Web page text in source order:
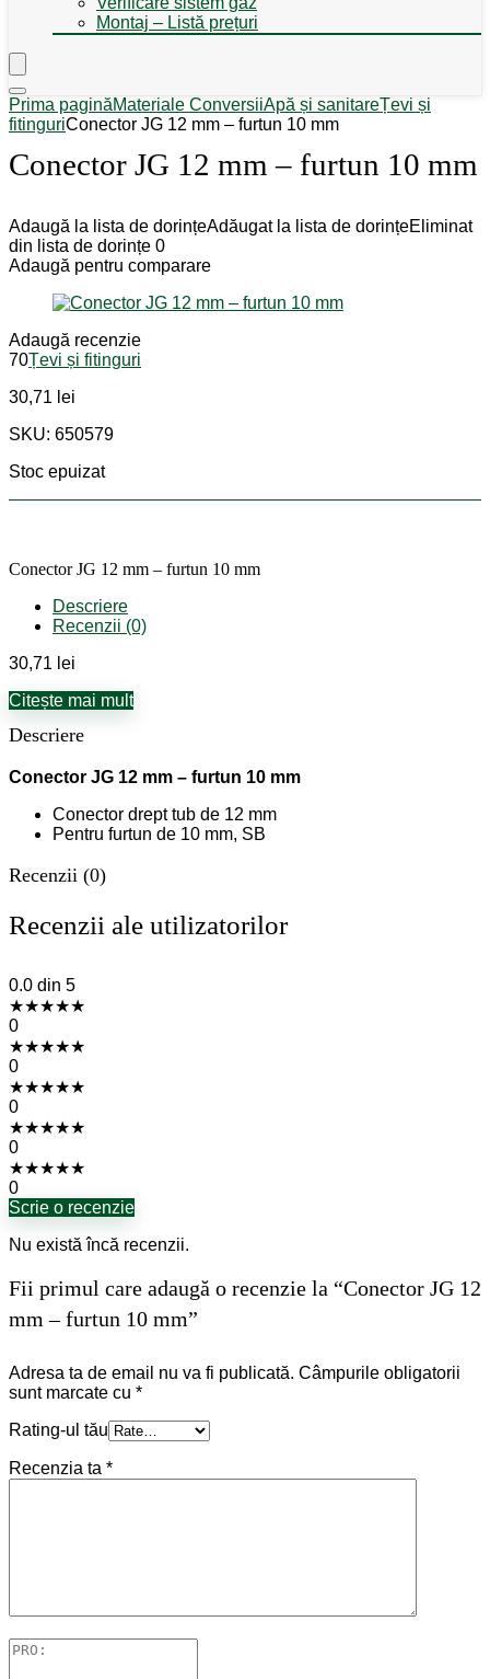
Montaj – Listă prețuri
Prima paginăMateriale ConversiiApă și sanitareȚevi și
fitinguriConector JG 12 mm – furtun 10 mm
Conector JG 12 mm – furtun 10 mm
Adaugă la lista de dorințeAdăugat la lista de dorințeEliminat
din lista de dorințe 0
Adaugă pentru comparare
Adaugă recenzie
70Țevi și fitinguri
30,71 lei
SKU: 650579
Stoc epuizat
Conector JG 12 mm – furtun 10 mm
Descriere
Recenzii (0)
30,71 lei
Citește mai mult
Descriere
Conector JG 12 mm – furtun 10 mm
Conector drept tub de 12 mm
Pentru furtun de 10 mm, SB
Recenzii (0)
Recenzii ale utilizatorilor
0.0 din 5
★★★★★
0
★★★★★
0
★★★★★
0
★★★★★
0
★★★★★
0
Scrie o recenzie
Nu există încă recenzii.
Fii primul care adaugă o recenzie la “Conector JG 12
mm – furtun 10 mm”
Adresa ta de email nu va fi publicată. Câmpurile obligatorii
sunt marcate cu *
Rating-ul tău
Recenzia ta *